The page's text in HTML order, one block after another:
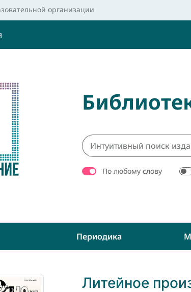
организации
По любому слову
Периодика
Литейное